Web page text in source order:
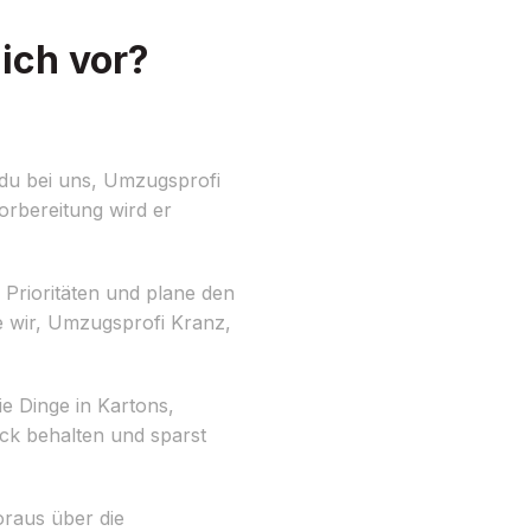
vor?
bei uns, Umzugsprofi
wird er
und plane den
wir, Umzugsprofi Kranz,
Dinge in Kartons,
behalten und sparst
über die